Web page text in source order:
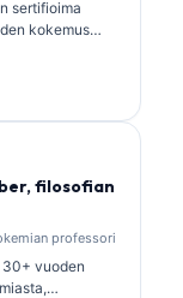
sertifioima
kokemus
laajasti
filosofian
professori
30+ vuoden